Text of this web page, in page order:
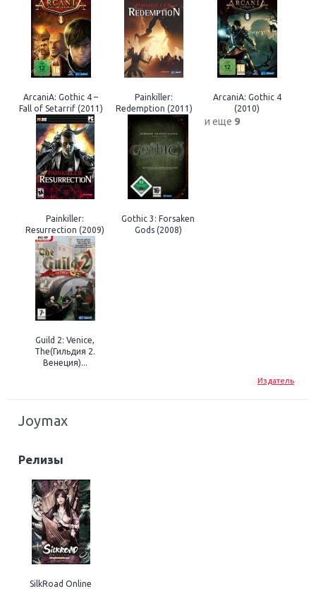
ArcaniA: Gothic 4 –
Fall of Setarrif (2011)
Painkiller:
Redemption (2011)
ArcaniA: Gothic 4
(2010)
Painkiller:
Resurrection (2009)
Gothic 3: Forsaken
Gods (2008)
Guild 2: Venice,
The(Гильдия 2.
Венеция)...
и еще 9
Издатель
Joymax
Релизы
SilkRoad Online